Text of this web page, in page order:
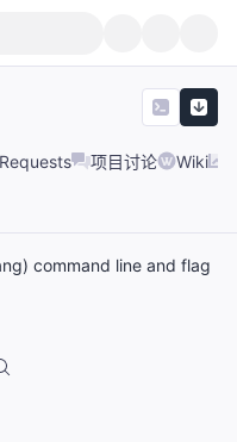
项目讨论 Wiki
command line and flag